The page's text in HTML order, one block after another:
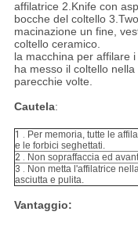
affilatrice 2.Knife con
bocche del coltello
macinazione un fine,
coltello ceramico.
la macchina per affilare
ha messo il coltello
parecchie volte.
Cautela:
1 . Per memoria, tutte le
e le forbici seghettati.
2 . Non sopraffaccia ed
3 . Non metta l'affilatrice
asciutta e pulita.
Vantaggio: